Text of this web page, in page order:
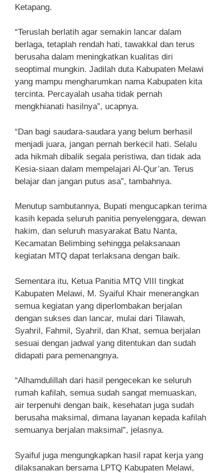
Ketapang.
“Teruslah berlatih agar semakin lancar dalam
berlaga, tetaplah rendah hati, tawakkal dan terus
berusaha dalam meningkatkan kualitas diri
seoptimal mungkin. Jadilah duta Kabupaten Melawi
yang mampu mengharumkan nama Kabupaten kita
tercinta. Percayalah usaha tidak pernah
mengkhianati hasilnya”, ucapnya.
“Dan bagi saudara-saudara yang belum berhasil
menjadi juara, jangan pernah berkecil hati. Selalu
ada hikmah dibalik segala peristiwa, dan tidak ada
Kesia-siaan dalam mempelajari Al-Qur’an. Terus
belajar dan jangan putus asa”, tambahnya.
Menutup sambutannya, Bupati mengucapkan terima
kasih kepada seluruh panitia penyelenggara, dewan
hakim, dan seluruh masyarakat Batu Nanta,
Kecamatan Belimbing sehingga pelaksanaan
kegiatan MTQ dapat terlaksana dengan baik.
Sementara itu, Ketua Panitia MTQ VIII tingkat
Kabupaten Melawi, M. Syaiful Khair menerangkan
semua kegiatan yang diperlombakan berjalan
dengan sukses dan lancar, mulai dari Tilawah,
Syahril, Fahmil, Syahril, dan Khat, semua berjalan
sesuai dengan jadwal yang ditentukan dan sudah
didapati para pemenangnya.
“Alhamdulillah dari hasil pengecekan ke seluruh
rumah kafilah, semua sudah sangat memuaskan,
air terpenuhi dengan baik, kesehatan juga sudah
berusaha maksimal, dimana layanan kepada kafilah
semuanya berjalan maksimal”, jelasnya.
Syaiful juga mengungkapkan hasil rapat kerja yang
dilaksanakan bersama LPTQ Kabupaten Melawi,